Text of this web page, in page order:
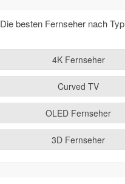
Die besten Fernseher nach Typ
4K Fernseher
Curved TV
OLED Fernseher
3D Fernseher